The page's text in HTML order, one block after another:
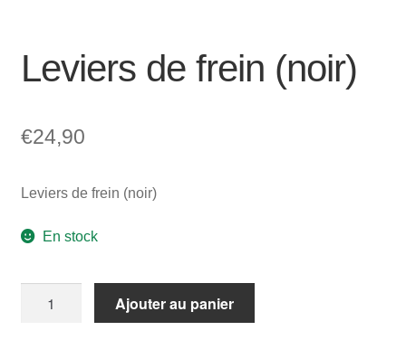
Leviers de frein (noir)
€24,90
Leviers de frein (noir)
En stock
Ajouter au panier